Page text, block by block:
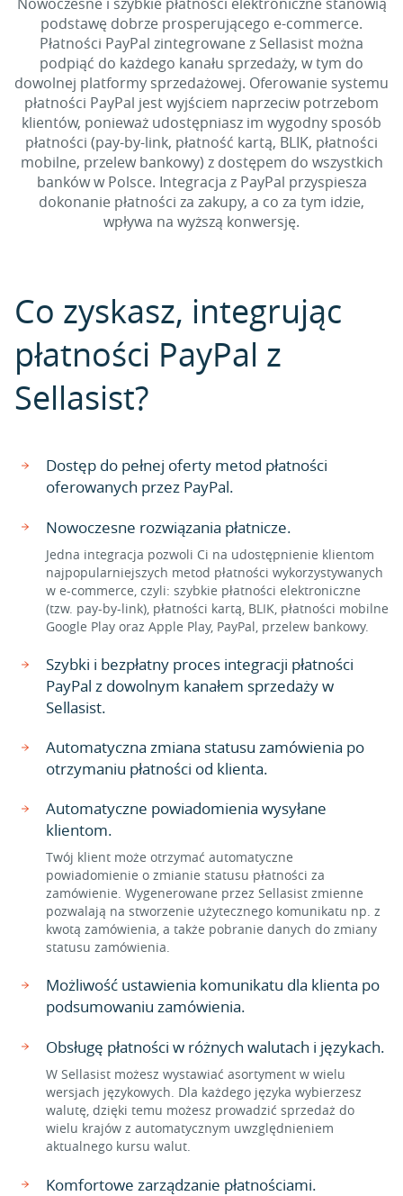
podstawę dobrze prosperującego e-commerce.
Płatności PayPal zintegrowane z Sellasist można
podpiąć do każdego kanału sprzedaży, w tym do
dowolnej platformy sprzedażowej. Oferowanie systemu
płatności PayPal jest wyjściem naprzeciw potrzebom
klientów, ponieważ udostępniasz im wygodny sposób
płatności (pay-by-link, płatność kartą, BLIK, płatności
mobilne, przelew bankowy) z dostępem do wszystkich
banków w Polsce. Integracja z PayPal przyspiesza
dokonanie płatności za zakupy, a co za tym idzie,
wpływa na wyższą konwersję.
Co zyskasz, integrując
płatności PayPal z
Sellasist?
Dostęp do pełnej oferty metod płatności
oferowanych przez PayPal.
Nowoczesne rozwiązania płatnicze.
Jedna integracja pozwoli Ci na udostępnienie klientom
najpopularniejszych metod płatności wykorzystywanych
w e-commerce, czyli: szybkie płatności elektroniczne
(tzw. pay-by-link), płatności kartą, BLIK, płatności mobilne
Google Play oraz Apple Play, PayPal, przelew bankowy.
Szybki i bezpłatny proces integracji płatności
PayPal z dowolnym kanałem sprzedaży w
Sellasist.
Automatyczna zmiana statusu zamówienia po
otrzymaniu płatności od klienta.
Automatyczne powiadomienia wysyłane
klientom.
Twój klient może otrzymać automatyczne
powiadomienie o zmianie statusu płatności za
zamówienie. Wygenerowane przez Sellasist zmienne
pozwalają na stworzenie użytecznego komunikatu np. z
kwotą zamówienia, a także pobranie danych do zmiany
statusu zamówienia.
Możliwość ustawienia komunikatu dla klienta po
podsumowaniu zamówienia.
Obsługę płatności w różnych walutach i językach.
W Sellasist możesz wystawiać asortyment w wielu
wersjach językowych. Dla każdego języka wybierzesz
walutę, dzięki temu możesz prowadzić sprzedaż do
wielu krajów z automatycznym uwzględnieniem
aktualnego kursu walut.
Komfortowe zarządzanie płatnościami.